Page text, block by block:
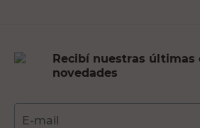
Recibí nuestras últimas
novedades
E-mail